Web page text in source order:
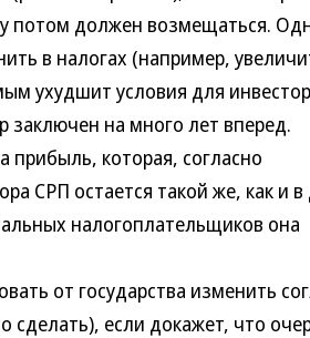
потом должен возмещаться.
в налогах (например,
ухудшит условия для
заключен на много лет вперед.
прибыль, которая, согласно
СРП остается такой же, как и в
налогоплательщиков она
от государства изменить
сделать), если докажет, что